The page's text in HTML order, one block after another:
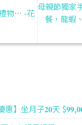
物… -花
母親節獨家
餐，龍蝦
惠】坐月子𝟐𝟎天